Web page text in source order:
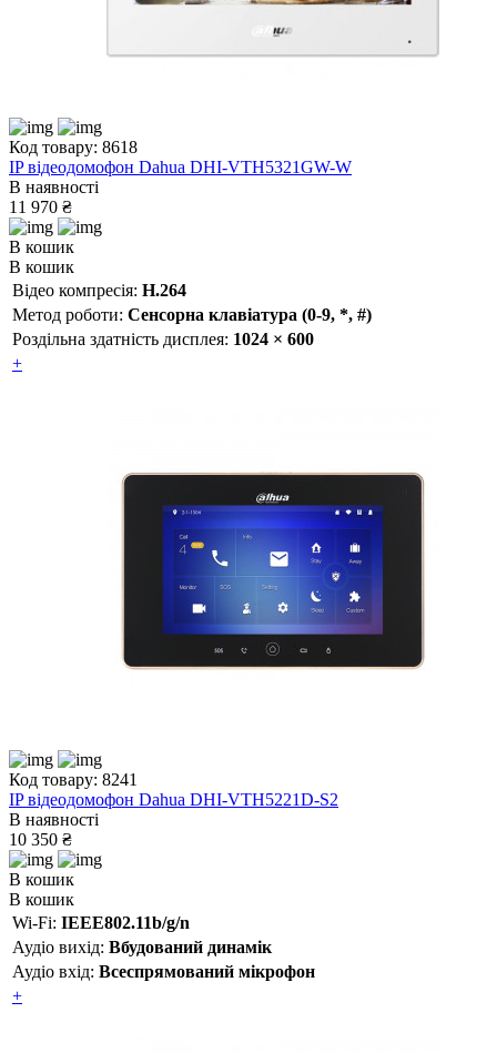
Код товару: 8618
IP відеодомофон Dahua DHI-VTH5321GW-W
В наявності
11 970 ₴
В кошик
В кошик
Відео компресія: H.264
Метод роботи: Сенсорна клавіатура (0-9, *, #)
Роздільна здатність дисплея: 1024 × 600
+
Код товару: 8241
IP відеодомофон Dahua DHI-VTH5221D-S2
В наявності
10 350 ₴
В кошик
В кошик
Wi-Fi: IEEE802.11b/g/n
Аудіо вихід: Вбудований динамік
Аудіо вхід: Всеспрямований мікрофон
+